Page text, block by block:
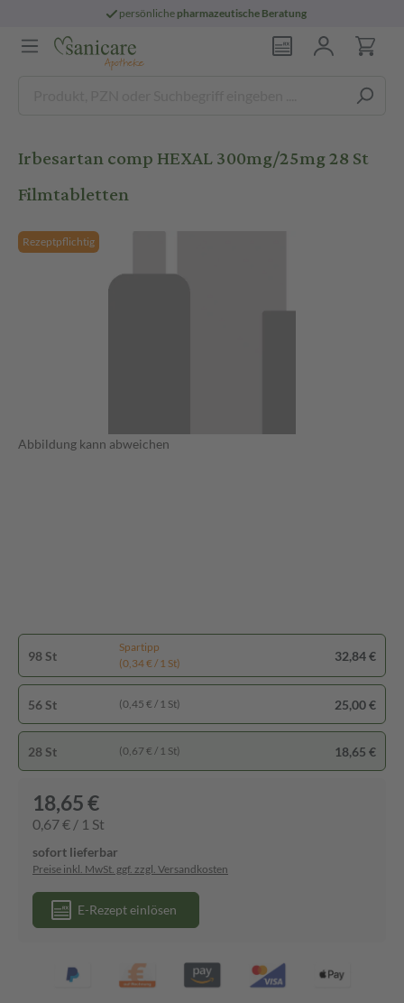
persönlichepharmazeutische Beratung
Irbesartan comp HEXAL 300mg/25mg 28 St
Filmtabletten
Rezeptpflichtig
Abbildung kann abweichen
98 St
Spartipp
(0,34 € / 1 St)
32,84 €
56 St (0,45 € / 1 St) 25,00 €
28 St (0,67 € / 1 St) 18,65 €
18,65 €
0,67 € / 1 St
sofort lieferbar
Preise inkl. MwSt. ggf. zzgl. Versandkosten
E-Rezept einlösen